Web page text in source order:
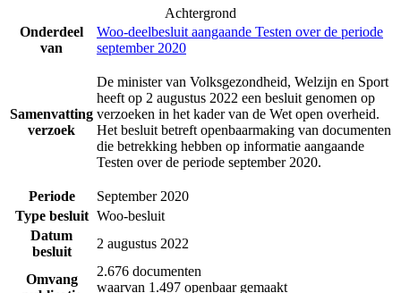
Achtergrond
Onderdeel
van
Woo-deelbesluit aangaande Testen over de periode
september 2020
Samenvatting
verzoek
De minister van Volksgezondheid, Welzijn en Sport
heeft op 2 augustus 2022 een besluit genomen op
verzoeken in het kader van de Wet open overheid.
Het besluit betreft openbaarmaking van documenten
die betrekking hebben op informatie aangaande
Testen over de periode september 2020.
Periode
September 2020
Type besluit Woo-besluit
Datum
besluit
2 augustus 2022
Omvang
2.676 documenten
waarvan 1.497 openbaar gemaakt